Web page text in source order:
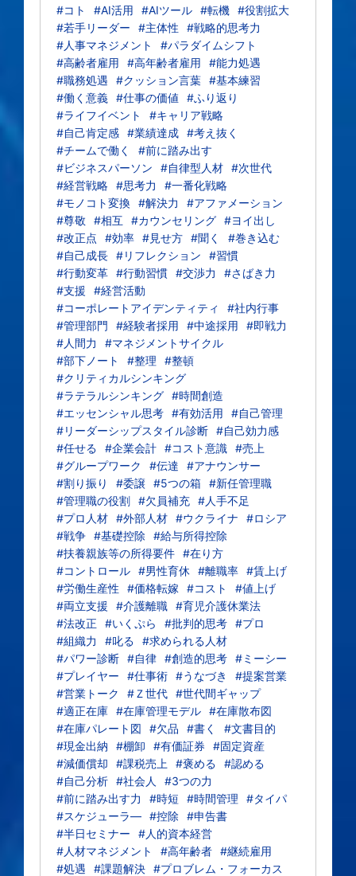
#コト
#AI活用 #AIツール #転機 #役割拡大
#若手リーダー
#主体性
#戦略的思考力
#人事マネジメント
#パラダイムシフト
#高齢者雇用
#高年齢者雇用
#能力処遇
#職務処遇
#クッション言葉 #基本練習
#働く意義 #仕事の価値
#ふり返り
#ライフイベント
#キャリア戦略
#自己肯定感 #業績達成 #考え抜く
#チームで働く
#前に踏み出す
#ビジネスパーソン
#自律型人材 #次世代
#経営戦略 #思考力
#一番化戦略
#モノコト変換 #解決力
#アファメーション
#尊敬
#相互 #カウンセリング #ヨイ出し
#改正点
#効率 #見せ方 #聞く
#巻き込む
#自己成長 #リフレクション
#習慣
#行動変革 #行動習慣 #交渉力
#さばき力
#支援
#経営活動
#コーポレートアイデンティティ
#社内行事
#管理部門
#経験者採用 #中途採用
#即戦力
#人間力
#マネジメントサイクル
#部下ノート
#整理
#整頓
#クリティカルシンキング
#ラテラルシンキング #時間創造
#エッセンシャル思考 #有効活用
#自己管理
#リーダーシップスタイル診断 #自己効力感
#任せる
#企業会計 #コスト意識 #売上
#グループワーク
#伝達
#アナウンサー
#割り振り
#委譲 #5つの箱 #新任管理職
#管理職の役割 #欠員補充 #人手不足
#プロ人材 #外部人材 #ウクライナ
#ロシア
#戦争 #基礎控除
#給与所得控除
#扶養親族等の所得要件 #在り方
#コントロール #男性育休 #離職率 #賃上げ
#労働生産性
#価格転嫁 #コスト
#値上げ
#両立支援
#介護離職 #育児介護休業法
#法改正
#いくぷら #批判的思考 #プロ
#組織力
#叱る
#求められる人材
#パワー診断 #自律 #創造的思考 #ミーシー
#プレイヤー
#仕事術 #うなづき
#提案営業
#営業トーク
#Ｚ世代 #世代間ギャップ
#適正在庫 #在庫管理モデル #在庫散布図
#在庫パレート図
#欠品 #書く
#文書目的
#現金出納
#棚卸 #有価証券
#固定資産
#減価償却
#課税売上 #褒める
#認める
#自己分析 #社会人
#3つの力
#前に踏み出す力
#時短 #時間管理
#タイパ
#スケジューラ― #控除
#申告書
#半日セミナー
#人的資本経営
#人材マネジメント
#高年齢者 #継続雇用
#処遇
#課題解決 #プロブレム・フォーカス